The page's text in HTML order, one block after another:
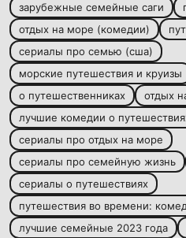
зарубежные семейные саги
отдых на море (комедии)
сериалы про семью (сша)
морские путешествия и круизы
о путешественниках
отдых
лучшие комедии о
сериалы про отдых на море
сериалы про семейную жизнь
сериалы о путешествиях
путешествия во времени:
лучшие семейные 2023 года